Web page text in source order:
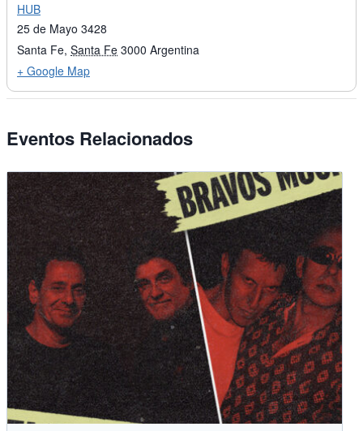
HUB
25 de Mayo 3428
Santa Fe, Santa Fe 3000 Argentina
+ Google Map
Eventos Relacionados